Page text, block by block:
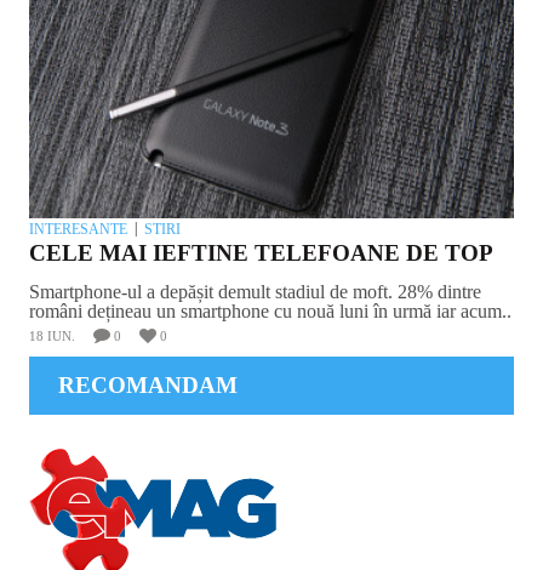
INTERESANTE STIRI
CELE MAI IEFTINE TELEFOANE DE TOP
Smartphone-ul a depășit demult stadiul de moft. 28% dintre
români dețineau un smartphone cu nouă luni în urmă iar acum..
18 IUN. 0 0
RECOMANDAM